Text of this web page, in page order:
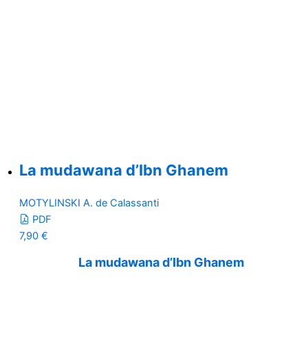
La mudawana d’Ibn Ghanem
MOTYLINSKI A. de Calassanti
PDF
7,90 €
La mudawana d’Ibn Ghanem